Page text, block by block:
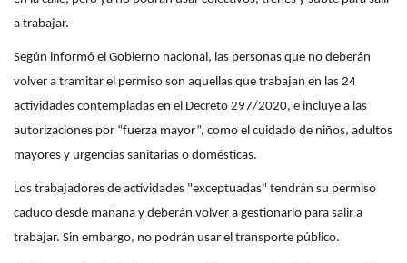
a trabajar.
Según informó el Gobierno nacional, las personas que no deberán
volver a tramitar el permiso son aquellas que trabajan en las 24
actividades contempladas en el Decreto 297/2020, e incluye a las
autorizaciones por “fuerza mayor”, como el cuidado de niños, adultos
mayores y urgencias sanitarias o domésticas.
Los trabajadores de actividades "exceptuadas" tendrán su permiso
caduco desde mañana y deberán volver a gestionarlo para salir a
trabajar. Sin embargo, no podrán usar el transporte público.